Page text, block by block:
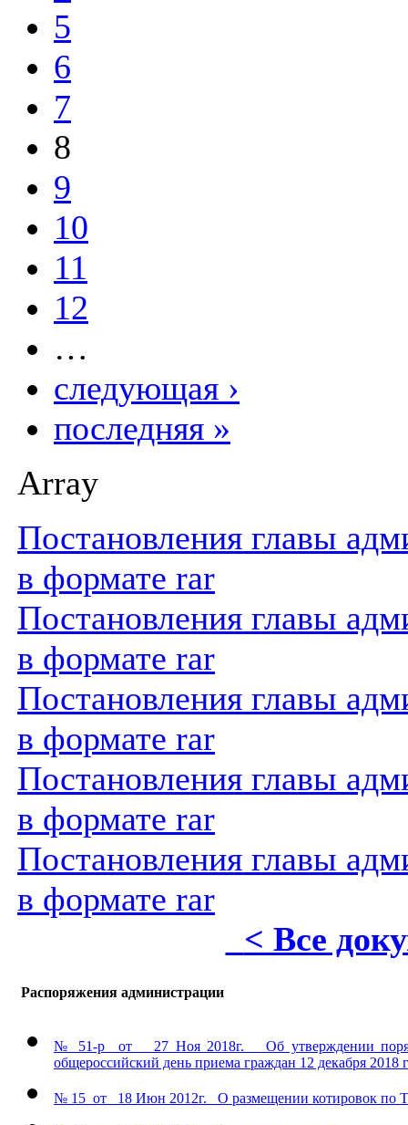
5
6
7
8
9
10
11
12
…
следующая ›
последняя »
Array
Постановления главы
в формате rar
Постановления главы
в формате rar
Постановления главы
в формате rar
Постановления главы
в формате rar
Постановления главы
в формате rar
< Все
Распоряжения администрации
№ 51-р от 27 Ноя 2018г. Об утверждении
общероссийский день приема граждан 12 декабря 2018
№ 15 от 18 Июн 2012г. О размещении котировок по